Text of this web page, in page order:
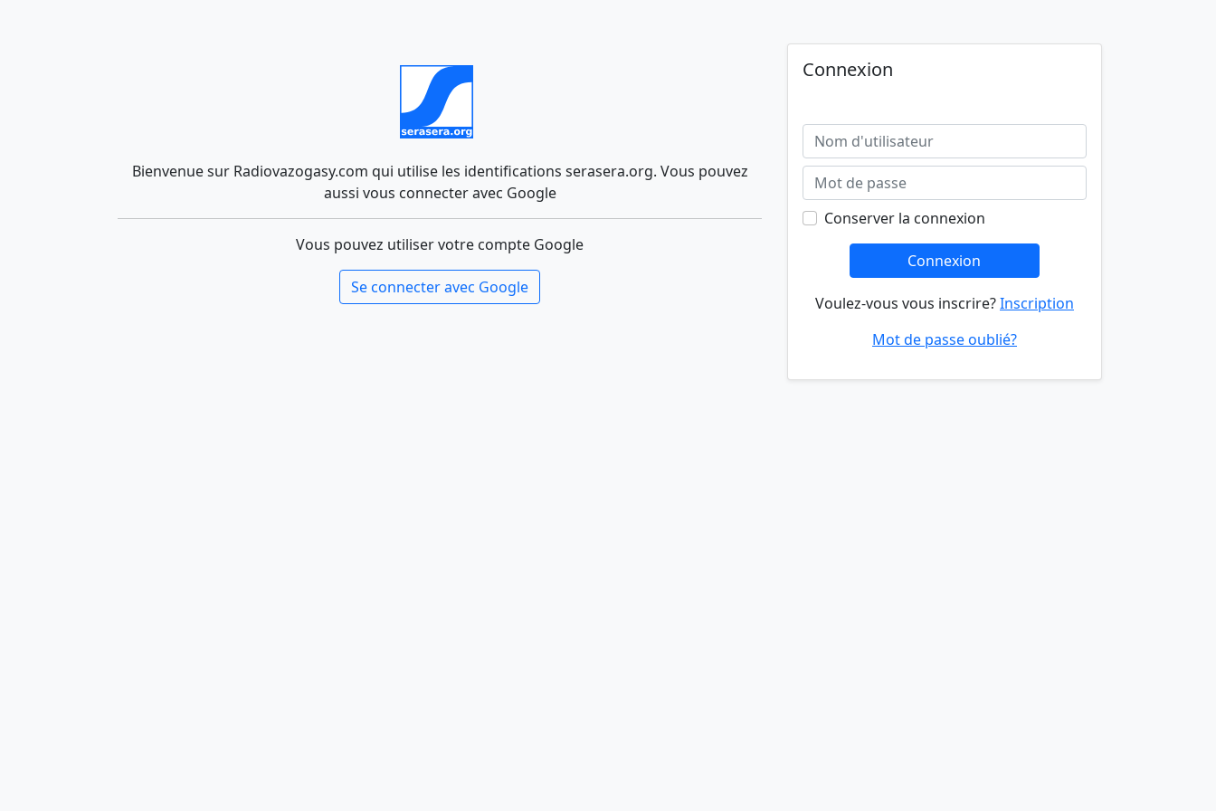
Bienvenue sur Radiovazogasy.com qui utilise les identifications serasera.org. Vous pouvez
aussi vous connecter avec Google
Vous pouvez utiliser votre compte Google
Se connecter avec Google
Connexion
Conserver la connexion
Connexion
Voulez-vous vous inscrire?Inscription
Mot de passe oublié?